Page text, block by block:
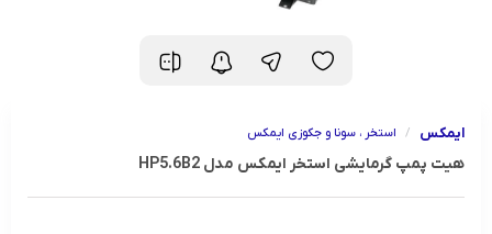
ایمکس / استخر ، سونا و جکوزی ایمکس
هیت پمپ گرمایشی استخر ایمکس مدل HP5.6B2